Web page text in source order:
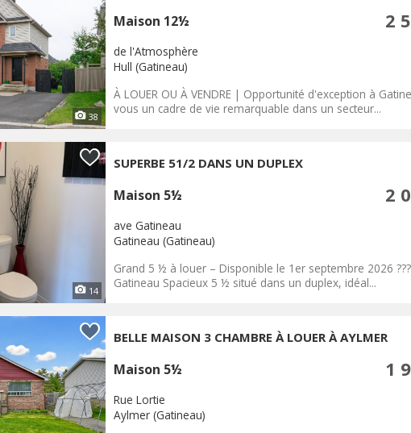
38
Maison 12½ 2
de l'Atmosphère
Hull (Gatineau)
À LOUER OU À VENDRE | Opportunité d'exception à
vous un cadre de vie remarquable dans un secteur...
14
SUPERBE 51/2 DANS UN DUPLEX
Maison 5½ 2
ave Gatineau
Gatineau (Gatineau)
Grand 5 ½ à louer – Disponible le 1er septembre 2026
Gatineau Spacieux 5 ½ situé dans un duplex, idéal...
BELLE MAISON 3 CHAMBRE À LOUER À AYLMER
Maison 5½ 1
Rue Lortie
Aylmer (Gatineau)